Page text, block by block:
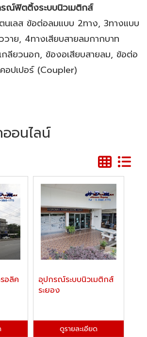
ณ์ฟิตติ้งระบบนิวเมติกส์
นเลส ข้อต่อลมแบบ 2ทาง, 3ทางแบบ
าย, 4ทางเสียบสายลมกากบาท
กลียวนอก, ข้องอเสียบสายลม, ข้อต่อ
คอปเปอร์ (Coupler)
อนไลน์
อลิค
อุปกรณ์ระบบนิวเมติกส์
ระยอง
ดูรายละเอียด